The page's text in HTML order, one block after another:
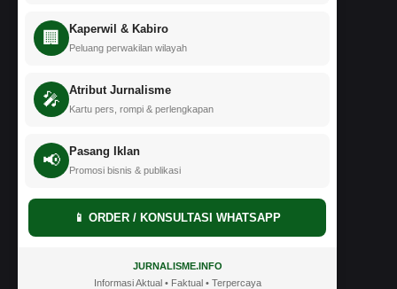
🏢 Kaperwil & Kabiro
Peluang perwakilan wilayah
🎤 Atribut Jurnalisme
Kartu pers, rompi & perlengkapan
📢 Pasang Iklan
Promosi bisnis & publikasi
📱 ORDER / KONSULTASI WHATSAPP
JURNALISME.INFO
Informasi Aktual • Faktual • Terpercaya